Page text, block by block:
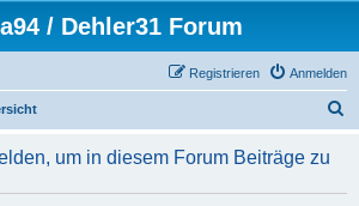
/ Dehler31 Forum
Anmelden
Registrieren
h
um in diesem Forum Beiträge zu